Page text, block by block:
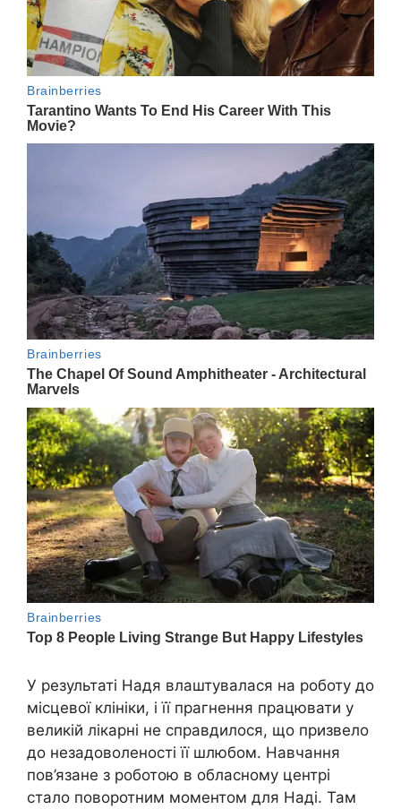
У результаті Надя влаштувалася на роботу до
місцевої клініки, і її прагнення працювати у
великій лікарні не справдилося, що призвело
до незадоволеності її шлюбом. Навчання
пов’язане з роботою в обласному центрі
стало поворотним моментом для Наді. Там